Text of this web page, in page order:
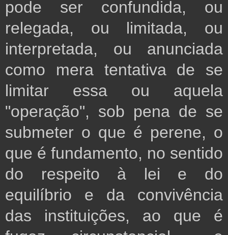
pode ser confundida, ou
relegada, ou limitada, ou
interpretada, ou anunciada
como mera tentativa de se
limitar essa ou aquela
"operação", sob pena de se
submeter o que é perene, o
que é fundamento, no sentido
do respeito à lei e do
equilíbrio e da convivência
das instituições, ao que é